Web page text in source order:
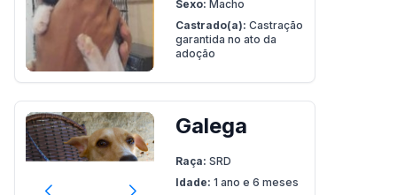
Sexo: Macho
Castrado(a): Castração
garantida no ato da
adoção
Galega
Raça: SRD
Idade: 1 ano e 6 meses